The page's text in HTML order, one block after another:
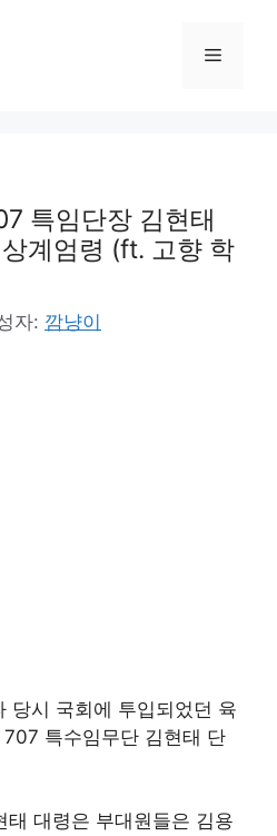
메
특임단장 김현태
계엄령 (ft. 고향 학
자: 깜냥이
당시 국회에 투입되었던 육
특수임무단 김현태 단
대령은 부대원들은 김용